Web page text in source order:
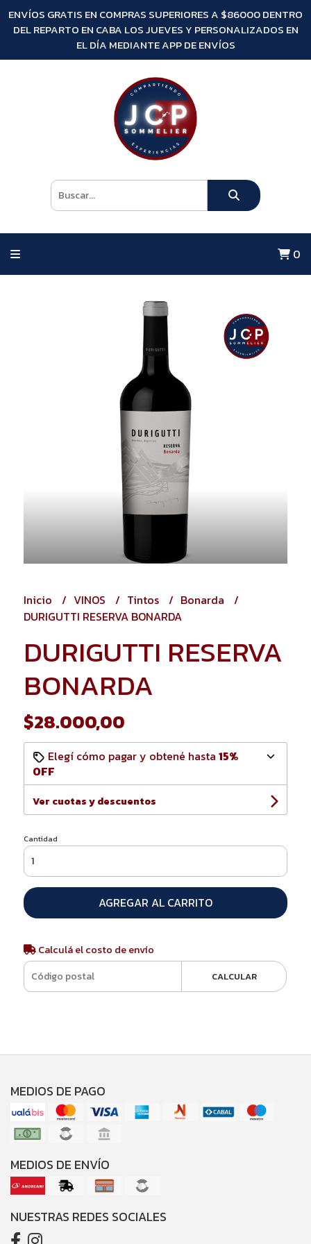
ENVÍOS GRATIS EN COMPRAS SUPERIORES A $86000 DENTRO
DEL REPARTO EN CABA LOS JUEVES Y PERSONALIZADOS EN
EL DÍA MEDIANTE APP DE ENVÍOS
0
Inicio VINOS Tintos
Bonarda
DURIGUTTI RESERVA BONARDA
DURIGUTTI RESERVA
BONARDA
$28.000,00
Elegí cómo pagar y obtené hasta 15%
OFF
Ver cuotas y descuentos
Cantidad
AGREGAR AL CARRITO
Calculá el costo de envío
CALCULAR
MEDIOS DE PAGO
MEDIOS DE ENVÍO
NUESTRAS REDES SOCIALES